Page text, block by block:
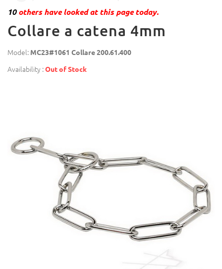
10others have looked at this page today.
Collare a catena 4mm
Model: MC23#1061 Collare 200.61.400
Availability :Out of Stock